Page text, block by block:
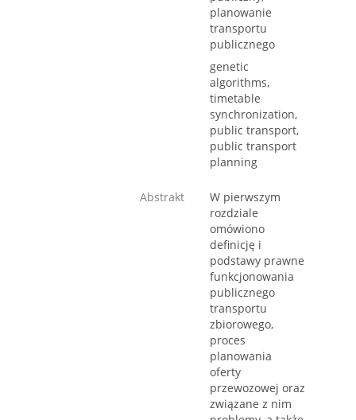
planowanie
transportu
publicznego
genetic
algorithms,
timetable
synchronization,
public transport,
public transport
planning
Abstrakt
W pierwszym
rozdziale
omówiono
definicję i
podstawy prawne
funkcjonowania
publicznego
transportu
zbiorowego,
proces
planowania
oferty
przewozowej oraz
związane z nim